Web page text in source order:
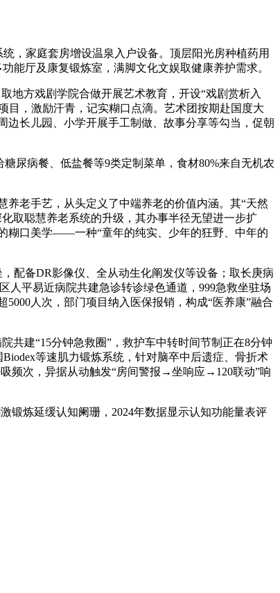
，家庭套房增设温泉入户设备。顶层阳光房种植药用
能厅及康复锻炼室，满脚文化文娱取健康养护需求。
方戏剧学院合做开展艺术教育，开设“戏剧赏析入
目，激励汗青，记实糊口点滴。艺术团按期赴国度大
边长儿园、小学开展手工制做、故事分享等勾当，促朝
尿病餐、低盐餐等9类定制菜单，食材80%来自无机农
老手艺，从头定义了中端养老的价值内涵。其“天然
取聪慧养老系统的升级，其办事半径无望进一步扩
糊口美学——一种“童年的纯实、少年的狂野、中年的
配备DR影像仪、全从动生化阐发仪等设备；取长庚病
人平易近病院共建急诊转诊绿色通道，999急救坐驻场
人次，部门项目纳入医保报销，构成“医养康”融合
建“15分钟急救圈”，救护车中转时间节制正在8分钟
等速肌力锻炼系统，针对脑卒中后遗症、骨折术
频次，异据从动触发“房间警报→坐响应→120联动”响
炼延缓认知阑珊，2024年数据显示认知功能量表评